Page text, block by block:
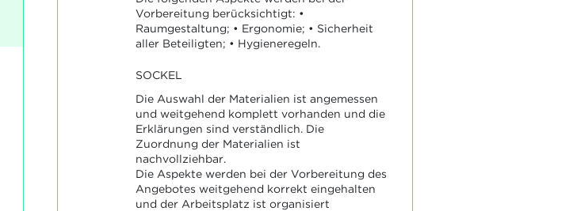
Vorbereitung berücksichtigt: •
Raumgestaltung; • Ergonomie; • Sicherheit
aller Beteiligten; • Hygieneregeln.
SOCKEL
Die Auswahl der Materialien ist angemessen
und weitgehend komplett vorhanden und die
Erklärungen sind verständlich. Die
Zuordnung der Materialien ist
nachvollziehbar.
Die Aspekte werden bei der Vorbereitung des
Angebotes weitgehend korrekt eingehalten
und der Arbeitsplatz ist organisiert